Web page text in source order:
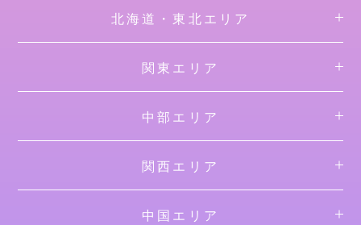
北海道・東北エリア
関東エリア
中部エリア
関西エリア
中国エリア